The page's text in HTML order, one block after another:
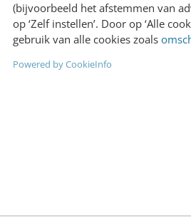
(bijvoorbeeld het afstemmen van
op ‘Zelf instellen’. Door op ‘Alle
gebruik van alle cookies zoals
Powered by CookieInfo
MARKETING
Netflix:
doelgroepsegmentatie
pinkwashing?